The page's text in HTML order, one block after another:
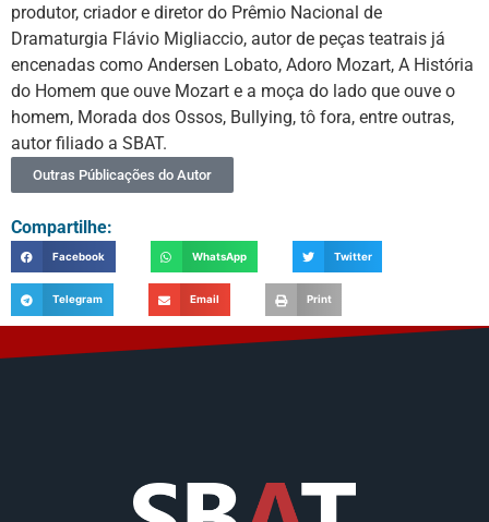
produtor, criador e diretor do Prêmio Nacional de
Dramaturgia Flávio Migliaccio, autor de peças teatrais já
encenadas como Andersen Lobato, Adoro Mozart, A História
do Homem que ouve Mozart e a moça do lado que ouve o
homem, Morada dos Ossos, Bullying, tô fora, entre outras,
autor filiado a SBAT.
Outras Públicações do Autor
Compartilhe:
Facebook WhatsApp Twitter
Telegram Email Print